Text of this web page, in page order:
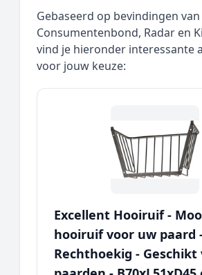
Gebaseerd op bevindingen van
Consumentenbond, Radar en
vind je hieronder interessante
voor jouw keuze:
Excellent Hooiruif -
hooiruif voor uw paard
Rechthoekig - Geschikt